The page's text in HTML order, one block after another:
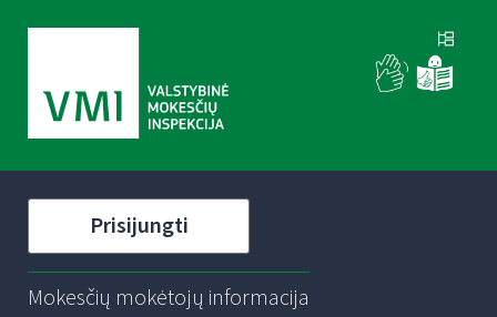
Prisijungti
Mokesčių mokėtojų informacija